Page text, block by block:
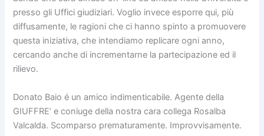
presso gli Uffici giudiziari. Voglio invece esporre qui, più
diffusamente, le ragioni che ci hanno spinto a promuovere
questa iniziativa, che intendiamo replicare ogni anno,
cercando anche di incrementarne la partecipazione ed il
rilievo.
Donato Baio é un amico indimenticabile. Agente della
GIUFFRE’ e coniuge della nostra cara collega Rosalba
Valcalda. Scomparso prematuramente. Improvvisamente.